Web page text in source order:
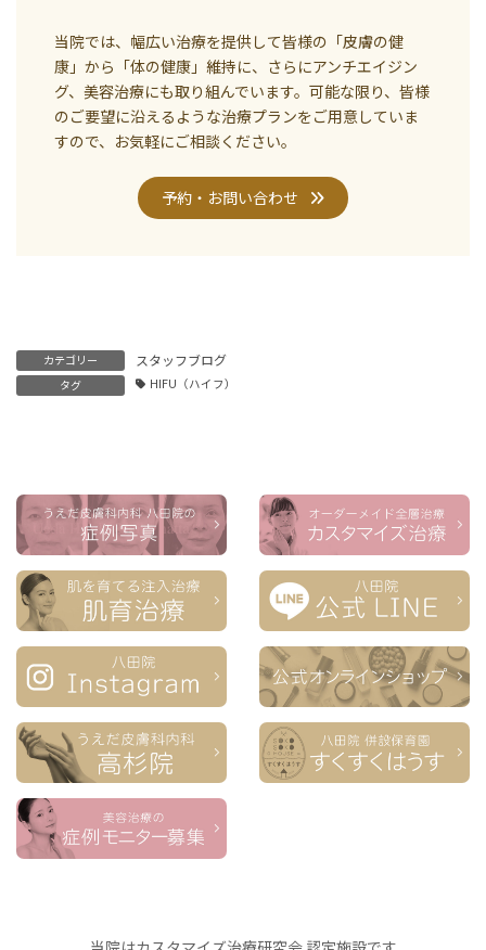
当院では、幅広い治療を提供して皆様の「皮膚の健
康」から「体の健康」維持に、さらにアンチエイジン
グ、美容治療にも取り組んでいます。可能な限り、皆様
のご要望に沿えるような治療プランをご用意していま
すので、お気軽にご相談ください。
予約・お問い合わせ
カテゴリー スタッフブログ
タグ HIFU（ハイフ）